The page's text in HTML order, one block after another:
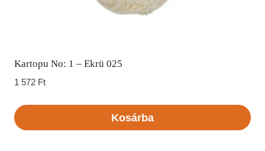
Kartopu No: 1 – Ekrü 025
1 572 Ft
Kosárba